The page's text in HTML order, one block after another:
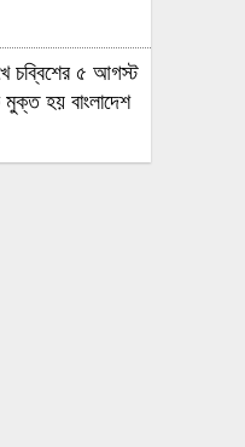
চব্বিশের ৫ আগস্ট
মুক্ত হয় বাংলাদেশ